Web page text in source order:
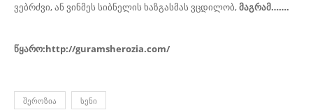
ვებრძვი, ან ვინმეს სიბნელის ხაზგასმას ვცდილობ,მაგრამ…….
წყარო:http://guramsherozia.com/
ᲨᲔᲠᲝᲖᲘᲐ ᲡᲔᲜᲘ